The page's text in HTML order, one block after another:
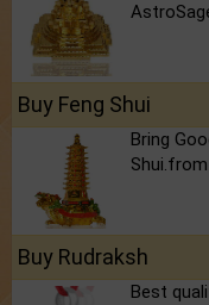
Buy Feng Shui
Bring
Buy Rudraksh
Best